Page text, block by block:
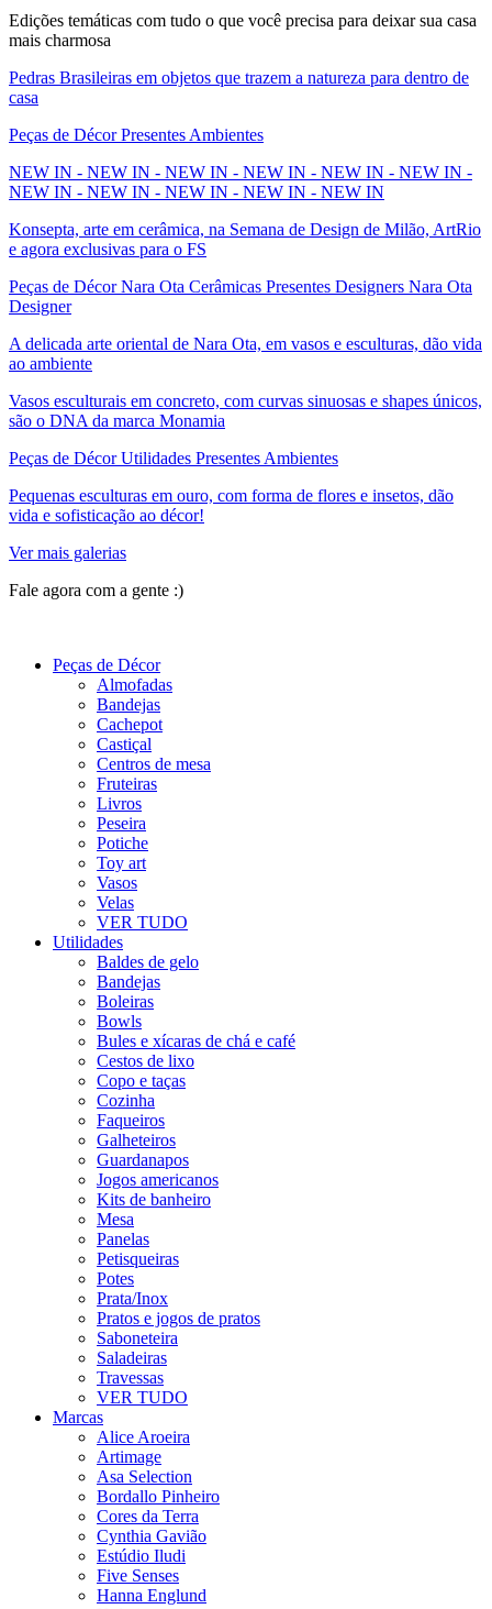
Edições temáticas com tudo o que você precisa para deixar sua casa
mais charmosa
Pedras Brasileiras em objetos que trazem a natureza para dentro de
casa
Peças de Décor Presentes Ambientes
NEW IN - NEW IN - NEW IN - NEW IN - NEW IN - NEW IN -
NEW IN - NEW IN - NEW IN - NEW IN - NEW IN
Konsepta, arte em cerâmica, na Semana de Design de Milão, ArtRio
e agora exclusivas para o FS
Peças de Décor Nara Ota Cerâmicas Presentes Designers Nara Ota
Designer
A delicada arte oriental de Nara Ota, em vasos e esculturas, dão vida
ao ambiente
Vasos esculturais em concreto, com curvas sinuosas e shapes únicos,
são o DNA da marca Monamia
Peças de Décor Utilidades Presentes Ambientes
Pequenas esculturas em ouro, com forma de flores e insetos, dão
vida e sofisticação ao décor!
Ver mais galerias
Fale agora com a gente :)
Peças de Décor
Almofadas
Bandejas
Cachepot
Castiçal
Centros de mesa
Fruteiras
Livros
Peseira
Potiche
Toy art
Vasos
Velas
VER TUDO
Utilidades
Baldes de gelo
Bandejas
Boleiras
Bowls
Bules e xícaras de chá e café
Cestos de lixo
Copo e taças
Cozinha
Faqueiros
Galheteiros
Guardanapos
Jogos americanos
Kits de banheiro
Mesa
Panelas
Petisqueiras
Potes
Prata/Inox
Pratos e jogos de pratos
Saboneteira
Saladeiras
Travessas
VER TUDO
Marcas
Alice Aroeira
Artimage
Asa Selection
Bordallo Pinheiro
Cores da Terra
Cynthia Gavião
Estúdio Iludi
Five Senses
Hanna Englund